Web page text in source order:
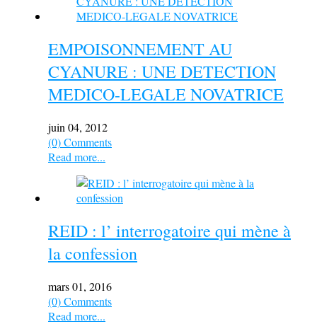
EMPOISONNEMENT AU
CYANURE : UNE DETECTION
MEDICO-LEGALE NOVATRICE
juin 04, 2012
(0) Comments
Read more...
REID : l’ interrogatoire qui mène à
la confession
mars 01, 2016
(0) Comments
Read more...